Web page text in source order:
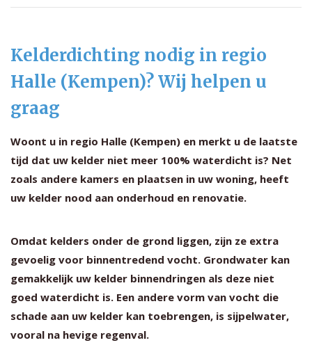
Kelderdichting nodig in regio
Halle (Kempen)? Wij helpen u
graag
Woont u in regio Halle (Kempen) en merkt u de laatste
tijd dat uw kelder niet meer 100% waterdicht is? Net
zoals andere kamers en plaatsen in uw woning, heeft
uw kelder nood aan onderhoud en renovatie.
Omdat kelders onder de grond liggen, zijn ze extra
gevoelig voor binnentredend vocht. Grondwater kan
gemakkelijk uw kelder binnendringen als deze niet
goed waterdicht is. Een andere vorm van vocht die
schade aan uw kelder kan toebrengen, is sijpelwater,
vooral na hevige regenval.